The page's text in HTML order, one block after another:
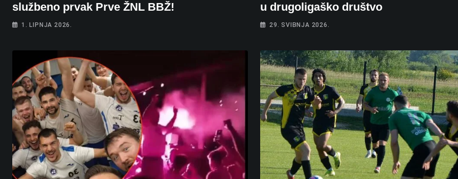
službeno prvak Prve ŽNL BBŽ!
1. LIPNJA 2026.
u drugoligaško društvo
29. SVIBNJA 2026.